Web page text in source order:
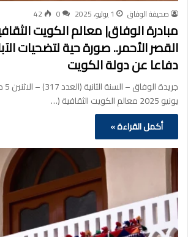
صحيفة الوفاق 1 يوليو، 2025 0
42
القصر الأحمر.. صورة حية لتضحيات
دفاعا عن دولة الكويت
يونيو 2025 معالم الكويت الثقافية (…
أكمل القراءة »